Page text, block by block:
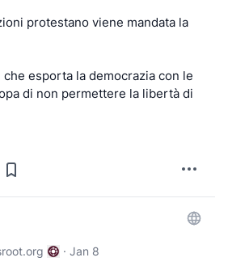
protestano viene mandata la
esporta la democrazia con le
di non permettere la libertà di
· Jan 8